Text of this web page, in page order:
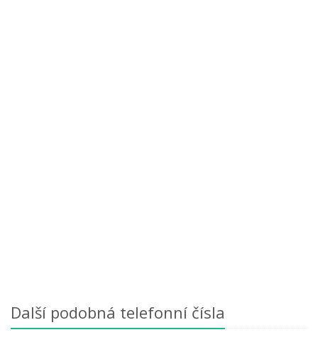
Další podobná telefonní čísla